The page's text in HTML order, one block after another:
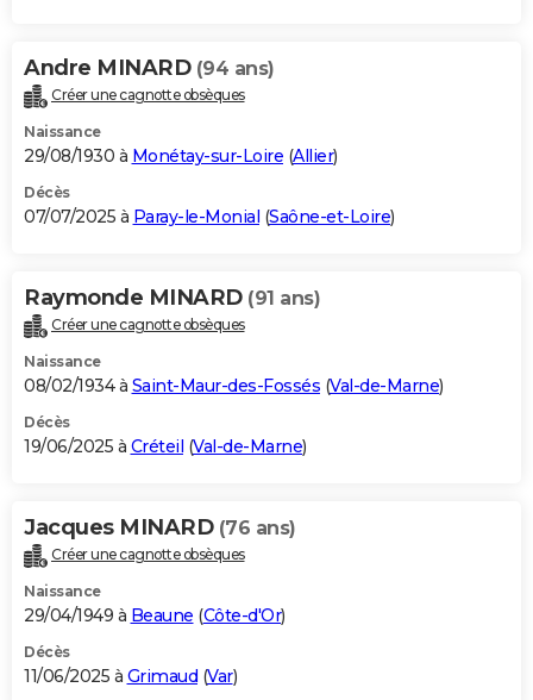
Andre MINARD (94 ans)
Créer une cagnotte obsèques
Naissance
29/08/1930 à Monétay-sur-Loire (Allier)
Décès
07/07/2025 à Paray-le-Monial (Saône-et-Loire)
Raymonde MINARD (91 ans)
Créer une cagnotte obsèques
Naissance
08/02/1934 à Saint-Maur-des-Fossés (Val-de-Marne)
Décès
19/06/2025 à Créteil (Val-de-Marne)
Jacques MINARD (76 ans)
Créer une cagnotte obsèques
Naissance
29/04/1949 à Beaune (Côte-d'Or)
Décès
11/06/2025 à Grimaud (Var)